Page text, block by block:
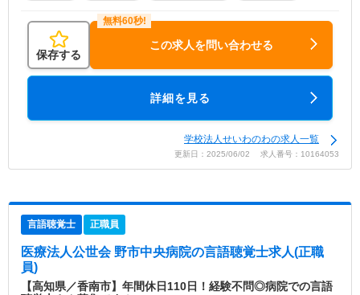
保存する
この求人を問い合わせる
詳細を見る
学校法人せいわのわの求人一覧
更新日：2025/06/02 求人番号：10164053
言語聴覚士 正職員
医療法人公世会 野市中央病院の言語聴覚士求人(正職
員)
【高知県／香南市】年間休日110日！経験不問◎病院での言語